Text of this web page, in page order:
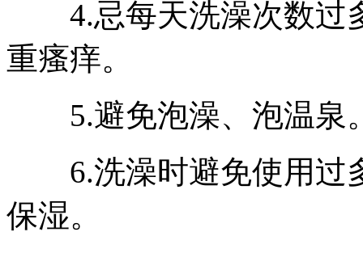
4.忌每天洗澡次数过
重瘙痒。
5.避免泡澡、泡温泉
6.洗澡时避免使用过
保湿。